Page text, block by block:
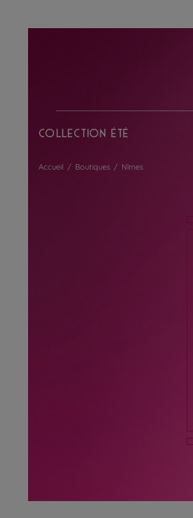
Collection Été
Accueil / Boutiques / Nîmes